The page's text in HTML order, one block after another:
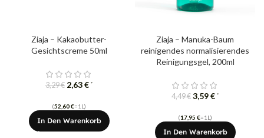
Ziaja – Kakaobutter-
Gesichtscreme 50ml
3,29€ 2,63€ *
(52,60€=1L)
In Den Warenkorb
Ziaja – Manuka-Baum
reinigendes normalisierendes
Reinigungsgel, 200ml
4,49€ 3,59€ *
(17,95 €=1L)
In Den Warenkorb